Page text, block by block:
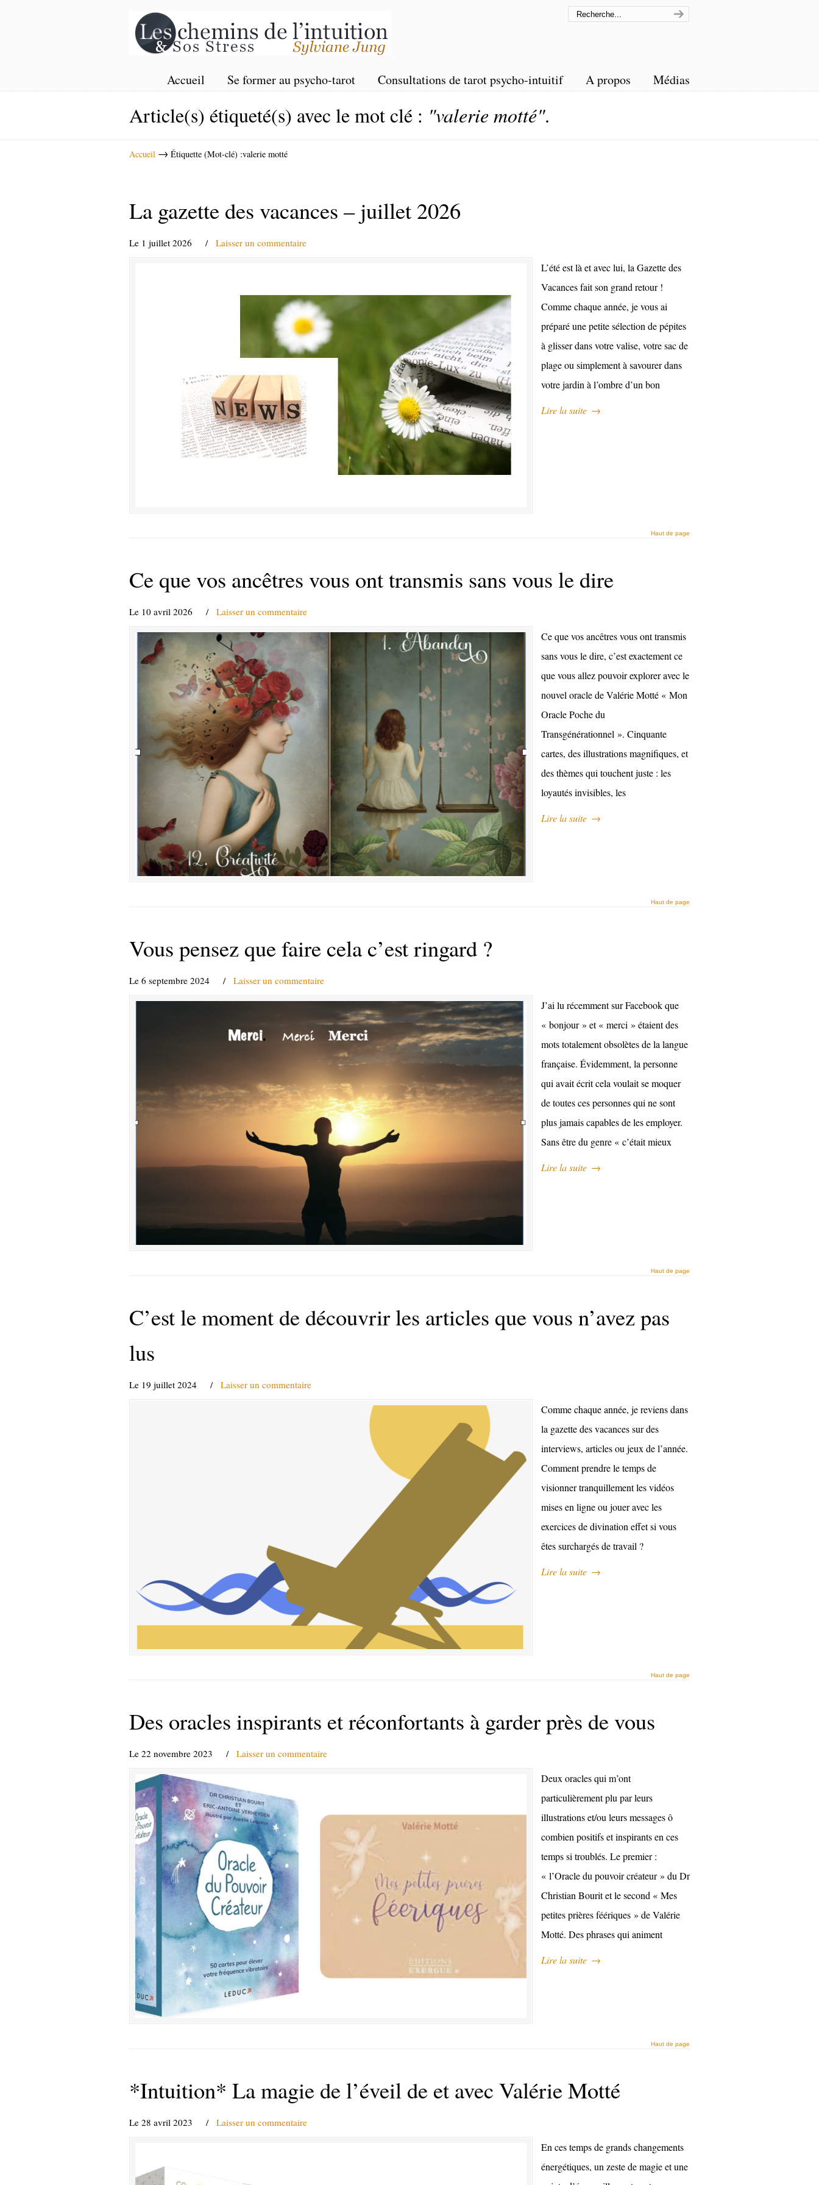
Accueil Se former au psycho-tarot Consultations de tarot psycho-intuitif A propos Médias
Article(s) étiqueté(s) avec le mot clé : "valerie motté".
Accueil → Étiquette (Mot-clé) :valerie motté
La gazette des vacances – juillet 2026
Le 1 juillet 2026 / Laisser un commentaire
L’été est là et avec lui, la Gazette des
Vacances fait son grand retour !
Comme chaque année, je vous ai
préparé une petite sélection de pépites
à glisser dans votre valise, votre sac de
plage ou simplement à savourer dans
votre jardin à l’ombre d’un bon
Lire la suite →
Haut de page
Ce que vos ancêtres vous ont transmis sans vous le dire
Le 10 avril 2026 / Laisser un commentaire
Ce que vos ancêtres vous ont transmis
sans vous le dire, c’est exactement ce
que vous allez pouvoir explorer avec le
nouvel oracle de Valérie Motté « Mon
Oracle Poche du
Transgénérationnel ». Cinquante
cartes, des illustrations magnifiques, et
des thèmes qui touchent juste : les
loyautés invisibles, les
Lire la suite →
Haut de page
Vous pensez que faire cela c’est ringard ?
Le 6 septembre 2024 / Laisser un commentaire
J’ai lu récemment sur Facebook que
« bonjour » et « merci » étaient des
mots totalement obsolètes de la langue
française. Évidemment, la personne
qui avait écrit cela voulait se moquer
de toutes ces personnes qui ne sont
plus jamais capables de les employer.
Sans être du genre « c’était mieux
Lire la suite →
Haut de page
C’est le moment de découvrir les articles que vous n’avez pas
lus
Le 19 juillet 2024 / Laisser un commentaire
Comme chaque année, je reviens dans
la gazette des vacances sur des
interviews, articles ou jeux de l’année.
Comment prendre le temps de
visionner tranquillement les vidéos
mises en ligne ou jouer avec les
exercices de divination effet si vous
êtes surchargés de travail ?
Lire la suite →
Haut de page
Des oracles inspirants et réconfortants à garder près de vous
Le 22 novembre 2023 / Laisser un commentaire
Deux oracles qui m’ont
particulièrement plu par leurs
illustrations et/ou leurs messages ô
combien positifs et inspirants en ces
temps si troublés. Le premier :
« l’Oracle du pouvoir créateur » du Dr
Christian Bourit et le second « Mes
petites prières féériques » de Valérie
Motté. Des phrases qui animent
Lire la suite →
Haut de page
*Intuition* La magie de l’éveil de et avec Valérie Motté
Le 28 avril 2023 / Laisser un commentaire
En ces temps de grands changements
énergétiques, un zeste de magie et une